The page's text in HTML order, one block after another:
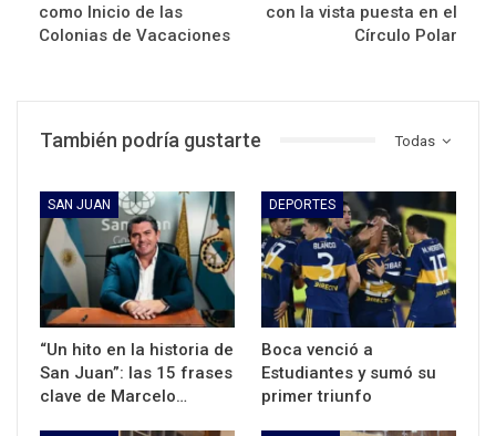
como Inicio de las
Colonias de Vacaciones
con la vista puesta en el
Círculo Polar
Todas
También podría gustarte
SAN JUAN
“Un hito en la historia de
San Juan”: las 15 frases
clave de Marcelo…
DEPORTES
Boca venció a
Estudiantes y sumó su
primer triunfo